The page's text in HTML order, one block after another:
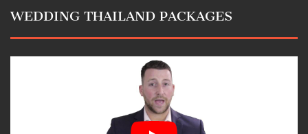
WEDDING THAILAND PACKAGES